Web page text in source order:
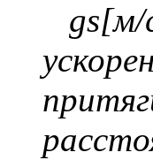
gs[м/
притяг